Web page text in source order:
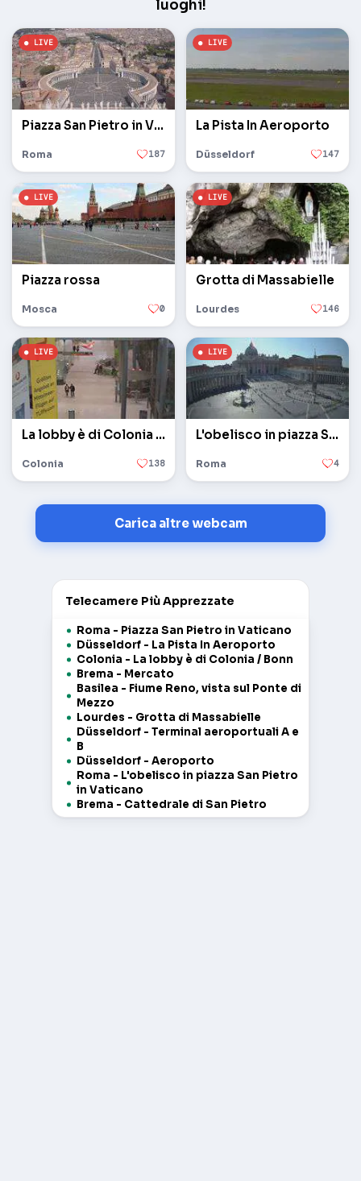
luoghi!
Piazza San Pietro in Vaticano
Roma 187
La Pista In Aeroporto
Düsseldorf 147
Piazza rossa
Mosca 0
Grotta di Massabielle
Lourdes 146
La lobby è di Colonia / Bonn
Colonia 138
L'obelisco in piazza San Pietro in Vaticano
Roma 4
Carica altre webcam
Telecamere Più Apprezzate
Roma - Piazza San Pietro in Vaticano
Düsseldorf - La Pista In Aeroporto
Colonia - La lobby è di Colonia / Bonn
Brema - Mercato
Basilea - Fiume Reno, vista sul Ponte di
Mezzo
Lourdes - Grotta di Massabielle
Düsseldorf - Terminal aeroportuali A e
B
Düsseldorf - Aeroporto
Roma - L'obelisco in piazza San Pietro
in Vaticano
Brema - Cattedrale di San Pietro